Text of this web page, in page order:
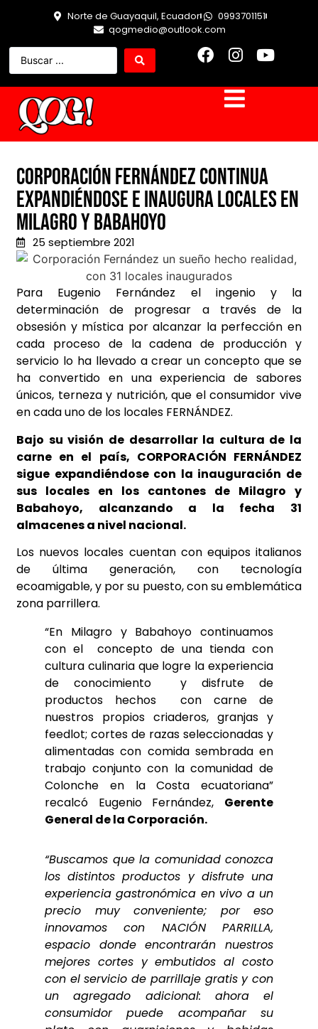
Norte de Guayaquil, Ecuador
0993701151
qogmedio@outlook.com
Corporación Fernández continua
expandiéndose e inaugura locales en
Milagro y Babahoyo
25 septiembre 2021
Para Eugenio Fernández el ingenio y la
determinación de progresar a través de la
obsesión y mística por alcanzar la perfección en
cada proceso de la cadena de producción y
servicio lo ha llevado a crear un concepto que se
ha convertido en una experiencia de sabores
únicos, terneza y nutrición, que el consumidor vive
en cada uno de los locales FERNÁNDEZ.
Bajo su visión de desarrollar la cultura de la
carne en el país, CORPORACIÓN FERNÁNDEZ
sigue expandiéndose con la inauguración de
sus locales en los cantones de Milagro y
Babahoyo, alcanzando a la fecha 31
almacenes a nivel nacional.
Los nuevos locales cuentan con equipos italianos
de última generación, con tecnología
ecoamigable, y por su puesto, con su emblemática
zona parrillera.
“En Milagro y Babahoyo continuamos
con el concepto de una tienda con
cultura culinaria que logre la experiencia
de conocimiento y disfrute de
productos hechos con carne de
nuestros propios criaderos, granjas y
feedlot; cortes de razas seleccionadas y
alimentadas con comida sembrada en
trabajo conjunto con la comunidad de
Colonche en la Costa ecuatoriana”
recalcó Eugenio Fernández, Gerente
General de la Corporación.
“Buscamos que la comunidad conozca
los distintos productos y disfrute una
experiencia gastronómica en vivo a un
precio muy conveniente; por eso
innovamos con NACIÓN PARRILLA,
espacio donde encontrarán nuestros
mejores cortes y embutidos al costo
con el servicio de parrillaje gratis y con
un agregado adicional: ahora el
consumidor puede acompañar su